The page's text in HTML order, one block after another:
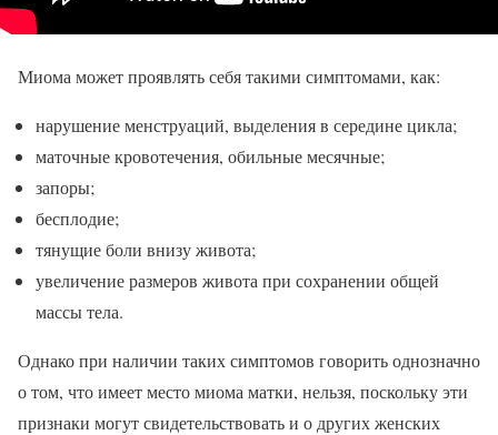
Миома может проявлять себя такими симптомами, как:
нарушение менструаций, выделения в середине цикла;
маточные кровотечения, обильные месячные;
запоры;
бесплодие;
тянущие боли внизу живота;
увеличение размеров живота при сохранении общей
массы тела.
Однако при наличии таких симптомов говорить однозначно
о том, что имеет место миома матки, нельзя, поскольку эти
признаки могут свидетельствовать и о других женских